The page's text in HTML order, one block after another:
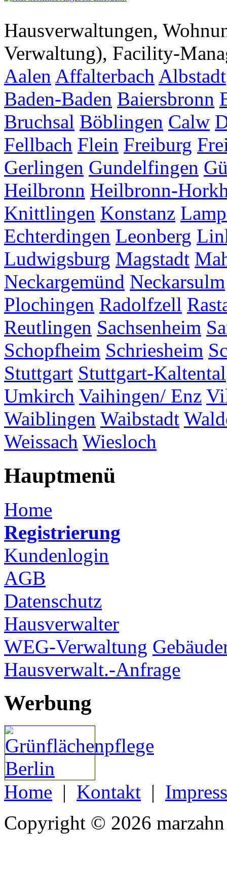
Hausverwaltungen,
Verwaltung), Facility-
Aalen Affalterbach Albstadt
Baden-Baden Baiersbronn
Bruchsal Böblingen Calw
Fellbach Flein Freiburg
Gerlingen Gundelfingen
Heilbronn Heilbronn-
Knittlingen Konstanz
Echterdingen Leonberg
Ludwigsburg Magstadt
Neckargemünd Neckarsulm
Plochingen Radolfzell
Reutlingen Sachsenheim
Schopfheim Schriesheim
Stuttgart Stuttgart-Kaltental
Umkirch Vaihingen/ Enz
Waiblingen Waibstadt
Weissach Wiesloch
Hauptmenü
Home
Registrierung
Kundenlogin
AGB
Datenschutz
Hausverwalter
WEG-Verwaltung
Hausverwalt.-Anfrage
Werbung
Home | Kontakt |
Copyright © 2026